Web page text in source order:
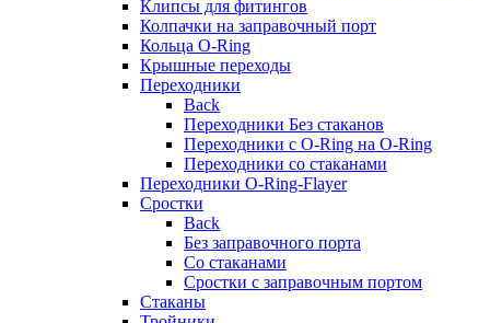
Клипсы для фитингов
Колпачки на заправочный порт
Кольца O-Ring
Крышные переходы
Переходники
Back
Переходники Без стаканов
Переходники с O-Ring на O-Ring
Переходники со стаканами
Переходники O-Ring-Flayer
Сростки
Back
Без заправочного порта
Со стаканами
Сростки с заправочным портом
Стаканы